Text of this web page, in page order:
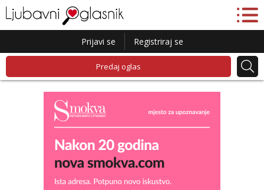
Prijavi se Registriraj se
Predaj oglas